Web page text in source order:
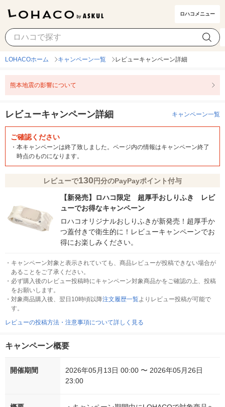
ロハコメニュー
LOHACOホーム キャンペーン一覧 レビューキャンペーン詳細
熊本地震の影響について
レビューキャンペーン詳細 キャンペーン一覧
ご確認ください
・ 本キャンペーンは終了致しました。ページ内の情報はキャンペーン終了
時点のものになります。
レビューで130円分のPayPayポイント付与
【新発売】ロハコ限定 超厚手おしりふき レビ
ューでお得なキャンペーン
ロハコオリジナルおしりふきが新発売！超厚手か
つ蓋付きで衛生的に！レビューキャンペーンでお
得にお楽しみください。
・ キャンペーン対象と表示されていても、商品レビューが投稿できない場合が
あることをご了承ください。
・ 必ず購入後のレビュー投稿時にキャンペーン対象商品かをご確認の上、投稿
をお願いします。
・ 対象商品購入後、翌日10時頃以降注文履歴一覧よりレビュー投稿が可能で
す。
レビューの投稿方法・注意事項について詳しく見る
キャンペーン概要
開催期間
2026年05月13日 00:00 〜 2026年05月26日
23:00